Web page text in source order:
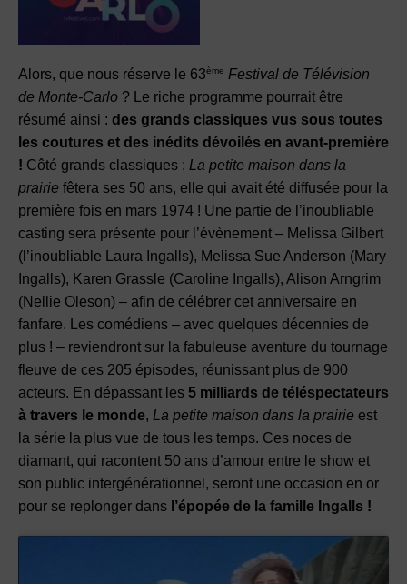
Alors, que nous réserve le 63ème Festival de Télévision
de Monte-Carlo ? Le riche programme pourrait être
résumé ainsi : des grands classiques vus sous toutes
les coutures et des inédits dévoilés en avant-première
! Côté grands classiques : La petite maison dans la
prairie fêtera ses 50 ans, elle qui avait été diffusée pour la
première fois en mars 1974 ! Une partie de l’inoubliable
casting sera présente pour l’évènement – Melissa Gilbert
(l’inoubliable Laura Ingalls), Melissa Sue Anderson (Mary
Ingalls), Karen Grassle (Caroline Ingalls), Alison Arngrim
(Nellie Oleson) – afin de célébrer cet anniversaire en
fanfare. Les comédiens – avec quelques décennies de
plus ! – reviendront sur la fabuleuse aventure du tournage
fleuve de ces 205 épisodes, réunissant plus de 900
acteurs. En dépassant les 5 milliards de téléspectateurs
à travers le monde, La petite maison dans la prairie est
la série la plus vue de tous les temps. Ces noces de
diamant, qui racontent 50 ans d’amour entre le show et
son public intergénérationnel, seront une occasion en or
pour se replonger dans l’épopée de la famille Ingalls !